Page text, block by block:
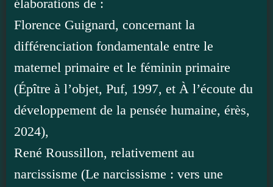
élaborations de :
Florence Guignard, concernant la
différenciation fondamentale entre le
maternel primaire et le féminin primaire
(Épître à l’objet, Puf, 1997, et À l’écoute du
développement de la pensée humaine, érès,
2024),
René Roussillon, relativement au
narcissisme (Le narcissisme : vers une